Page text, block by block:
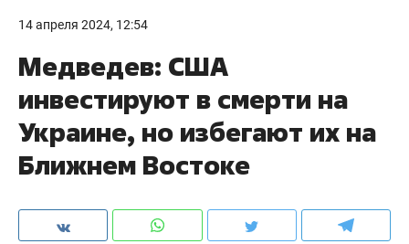
14 апреля 2024, 12:54
Медведев: США
инвестируют в смерти на
Украине, но избегают их на
Ближнем Востоке